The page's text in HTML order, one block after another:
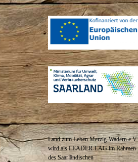
Land zum Leben Merzig-Wadern e.V.
wird als LEADER-LAG im Rahmen
des Saarländischen